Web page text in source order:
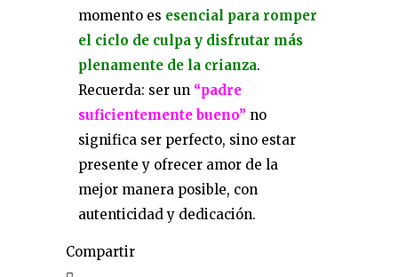
momento es esencial para romper
el ciclo de culpa y disfrutar más
plenamente de la crianza.
Recuerda: ser un “padre
suficientemente bueno” no
significa ser perfecto, sino estar
presente y ofrecer amor de la
mejor manera posible, con
autenticidad y dedicación.
Compartir